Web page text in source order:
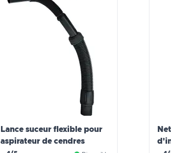
Lance suceur flexible pour
aspirateur de cendres